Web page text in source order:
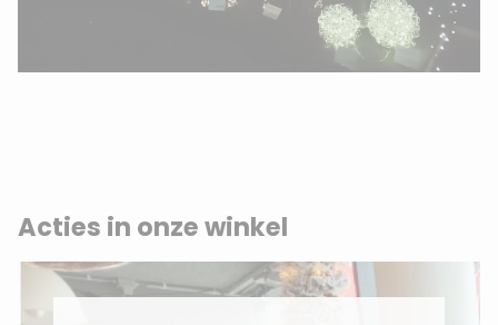
Acties in onze winkel